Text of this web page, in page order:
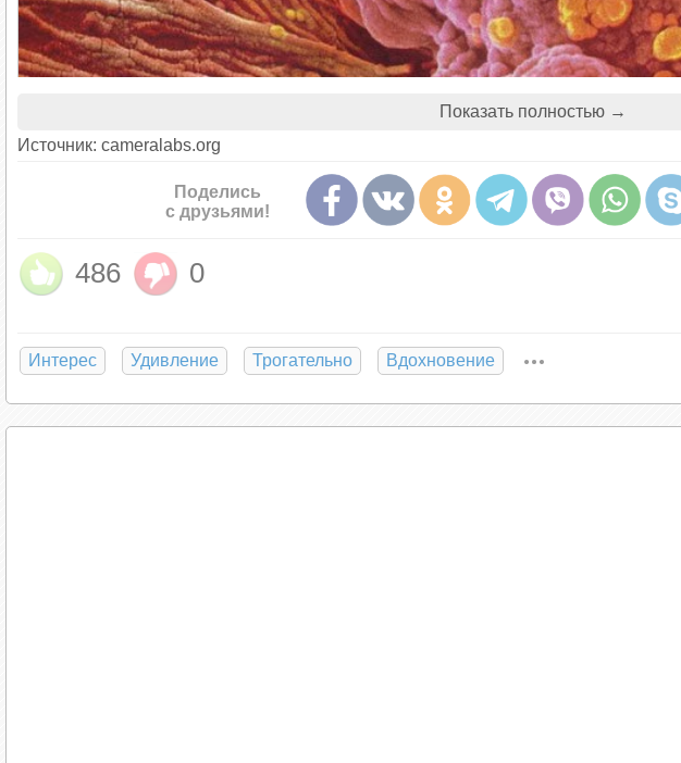
Показать полностью →
Источник: cameralabs.org
Поделись
с друзьями!
486 0
Интерес Удивление Трогательно Вдохновение